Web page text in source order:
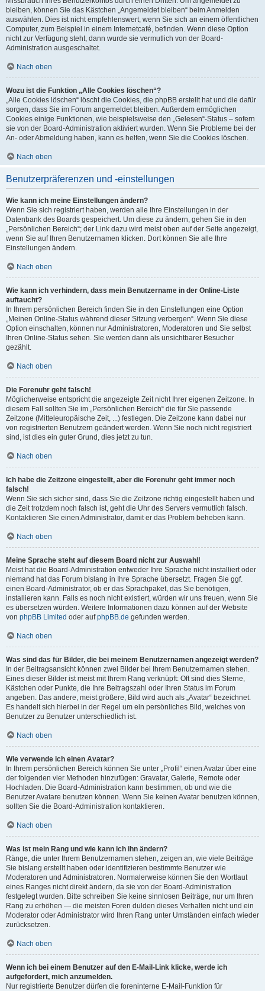
bleiben, können Sie das Kästchen „Angemeldet bleiben“ beim Anmelden
auswählen. Dies ist nicht empfehlenswert, wenn Sie sich an einem öffentlichen
Computer, zum Beispiel in einem Internetcafé, befinden. Wenn diese Option
nicht zur Verfügung steht, dann wurde sie vermutlich von der Board-
Administration ausgeschaltet.
Nach oben
Wozu ist die Funktion „Alle Cookies löschen“?
„Alle Cookies löschen“ löscht die Cookies, die phpBB erstellt hat und die dafür
sorgen, dass Sie im Forum angemeldet bleiben. Außerdem ermöglichen
Cookies einige Funktionen, wie beispielsweise den „Gelesen“-Status – sofern
sie von der Board-Administration aktiviert wurden. Wenn Sie Probleme bei der
An- oder Abmeldung haben, kann es helfen, wenn Sie die Cookies löschen.
Nach oben
Benutzerpräferenzen und -einstellungen
Wie kann ich meine Einstellungen ändern?
Wenn Sie sich registriert haben, werden alle Ihre Einstellungen in der
Datenbank des Boards gespeichert. Um diese zu ändern, gehen Sie in den
„Persönlichen Bereich“; der Link dazu wird meist oben auf der Seite angezeigt,
wenn Sie auf Ihren Benutzernamen klicken. Dort können Sie alle Ihre
Einstellungen ändern.
Nach oben
Wie kann ich verhindern, dass mein Benutzername in der Online-Liste
auftaucht?
In Ihrem persönlichen Bereich finden Sie in den Einstellungen eine Option
„Meinen Online-Status während dieser Sitzung verbergen“. Wenn Sie diese
Option einschalten, können nur Administratoren, Moderatoren und Sie selbst
Ihren Online-Status sehen. Sie werden dann als unsichtbarer Besucher
gezählt.
Nach oben
Die Forenuhr geht falsch!
Möglicherweise entspricht die angezeigte Zeit nicht Ihrer eigenen Zeitzone. In
diesem Fall sollten Sie im „Persönlichen Bereich“ die für Sie passende
Zeitzone (Mitteleuropäische Zeit, ...) festlegen. Die Zeitzone kann dabei nur
von registrierten Benutzern geändert werden. Wenn Sie noch nicht registriert
sind, ist dies ein guter Grund, dies jetzt zu tun.
Nach oben
Ich habe die Zeitzone eingestellt, aber die Forenuhr geht immer noch
falsch!
Wenn Sie sich sicher sind, dass Sie die Zeitzone richtig eingestellt haben und
die Zeit trotzdem noch falsch ist, geht die Uhr des Servers vermutlich falsch.
Kontaktieren Sie einen Administrator, damit er das Problem beheben kann.
Nach oben
Meine Sprache steht auf diesem Board nicht zur Auswahl!
Meist hat die Board-Administration entweder Ihre Sprache nicht installiert oder
niemand hat das Forum bislang in Ihre Sprache übersetzt. Fragen Sie ggf.
einen Board-Administrator, ob er das Sprachpaket, das Sie benötigen,
installieren kann. Falls es noch nicht existiert, würden wir uns freuen, wenn Sie
es übersetzen würden. Weitere Informationen dazu können auf der Website
von phpBB Limited oder aufphpBB.de gefunden werden.
Nach oben
Was sind das für Bilder, die bei meinem Benutzernamen angezeigt werden?
In der Beitragsansicht können zwei Bilder bei Ihrem Benutzernamen stehen.
Eines dieser Bilder ist meist mit Ihrem Rang verknüpft: Oft sind dies Sterne,
Kästchen oder Punkte, die Ihre Beitragszahl oder Ihren Status im Forum
angeben. Das andere, meist größere, Bild wird auch als „Avatar“ bezeichnet.
Es handelt sich hierbei in der Regel um ein persönliches Bild, welches von
Benutzer zu Benutzer unterschiedlich ist.
Nach oben
Wie verwende ich einen Avatar?
In Ihrem persönlichen Bereich können Sie unter „Profil“ einen Avatar über eine
der folgenden vier Methoden hinzufügen: Gravatar, Galerie, Remote oder
Hochladen. Die Board-Administration kann bestimmen, ob und wie die
Benutzer Avatare benutzen können. Wenn Sie keinen Avatar benutzen können,
sollten Sie die Board-Administration kontaktieren.
Nach oben
Was ist mein Rang und wie kann ich ihn ändern?
Ränge, die unter Ihrem Benutzernamen stehen, zeigen an, wie viele Beiträge
Sie bislang erstellt haben oder identifizieren bestimmte Benutzer wie
Moderatoren und Administratoren. Normalerweise können Sie den Wortlaut
eines Ranges nicht direkt ändern, da sie von der Board-Administration
festgelegt wurden. Bitte schreiben Sie keine sinnlosen Beiträge, nur um Ihren
Rang zu erhöhen — die meisten Foren dulden dieses Verhalten nicht und ein
Moderator oder Administrator wird Ihren Rang unter Umständen einfach wieder
zurücksetzen.
Nach oben
Wenn ich bei einem Benutzer auf den E-Mail-Link klicke, werde ich
aufgefordert, mich anzumelden.
Nur registrierte Benutzer dürfen die foreninterne E-Mail-Funktion für